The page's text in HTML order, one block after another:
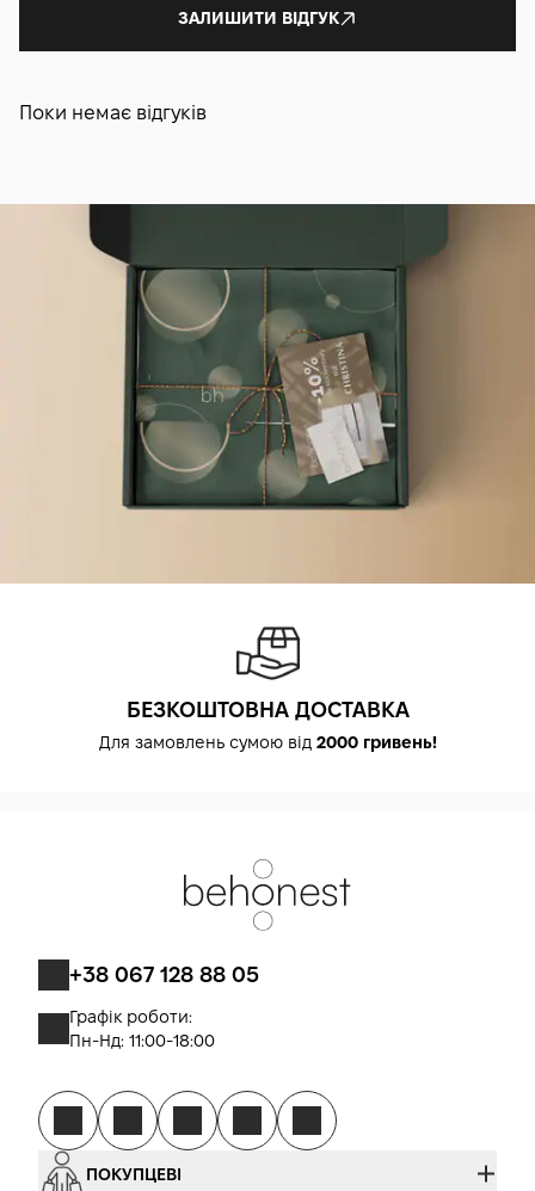
ЗАЛИШИТИ ВІДГУК
Поки немає відгуків
БЕЗКОШТОВНА ДОСТАВКА
Для замовлень сумою від 2000 гривень!
+38 067 128 88 05
Графік роботи:
Пн-Нд: 11:00-18:00
ПОКУПЦЕВІ